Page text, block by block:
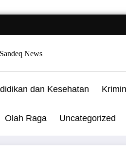
dan Kesehatan
Olah Raga Uncategorized